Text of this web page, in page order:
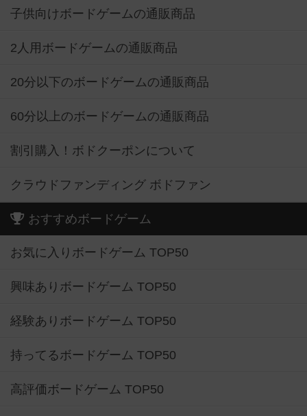
子供向けボードゲームの通販商品
2人用ボードゲームの通販商品
20分以下のボードゲームの通販商品
60分以上のボードゲームの通販商品
割引購入！ボドクーポンについて
クラウドファンディング ボドファン
おすすめボードゲーム
お気に入りボードゲーム TOP50
興味ありボードゲーム TOP50
経験ありボードゲーム TOP50
持ってるボードゲーム TOP50
高評価ボードゲーム TOP50